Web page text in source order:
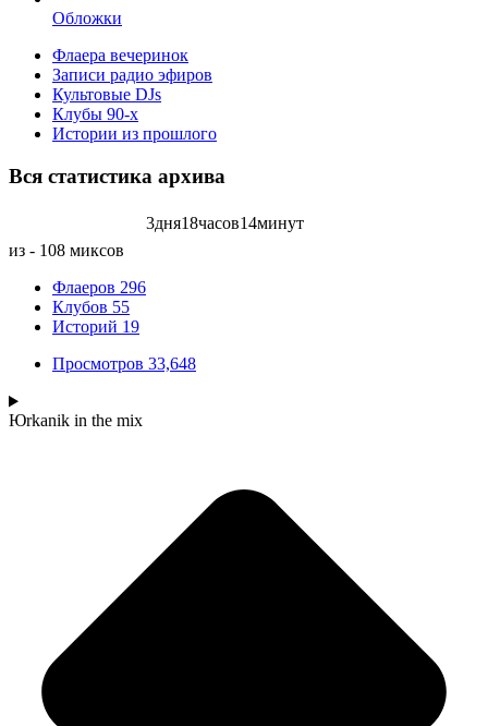
Обложки
Флаера вечеринок
Записи радио эфиров
Культовые DJs
Клубы 90-х
Истории из прошлого
Вся статистика архива
3дня18часов14минут
из - 108 миксов
Флаеров 296
Клубов 55
Историй 19
Просмотров 33,648
Юrkanik in the mix